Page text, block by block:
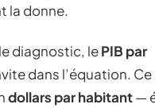
la donne.
diagnostic, lePIB par
dans l’équation.
dollars par habitant—